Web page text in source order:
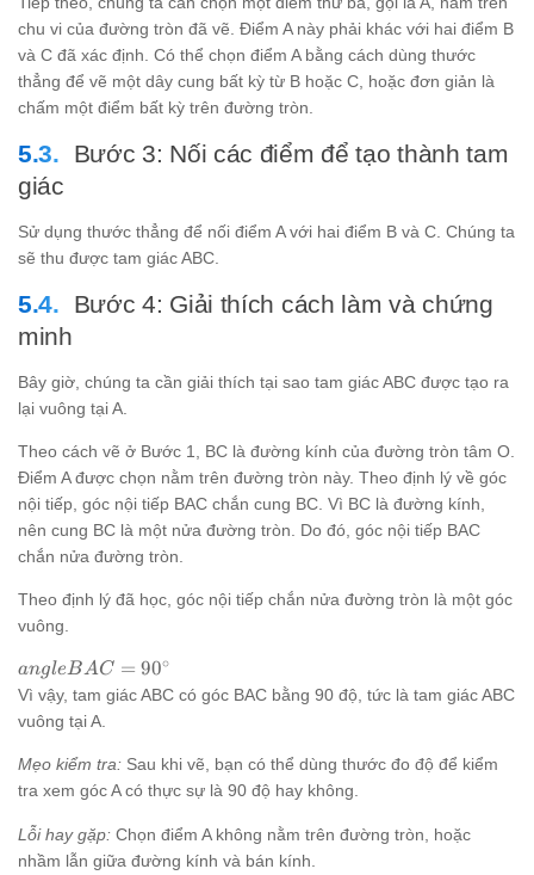
chu vi của đường tròn đã vẽ. Điểm A này phải khác với hai điểm B
và C đã xác định. Có thể chọn điểm A bằng cách dùng thước
thẳng để vẽ một dây cung bất kỳ từ B hoặc C, hoặc đơn giản là
chấm một điểm bất kỳ trên đường tròn.
Bước 3: Nối các điểm để tạo thành tam
giác
Sử dụng thước thẳng để nối điểm A với hai điểm B và C. Chúng ta
sẽ thu được tam giác ABC.
Bước 4: Giải thích cách làm và chứng
minh
Bây giờ, chúng ta cần giải thích tại sao tam giác ABC được tạo ra
lại vuông tại A.
Theo cách vẽ ở Bước 1, BC là đường kính của đường tròn tâm O.
Điểm A được chọn nằm trên đường tròn này. Theo định lý về góc
nội tiếp, góc nội tiếp BAC chắn cung BC. Vì BC là đường kính,
nên cung BC là một nửa đường tròn. Do đó, góc nội tiếp BAC
chắn nửa đường tròn.
Theo định lý đã học, góc nội tiếp chắn nửa đường tròn là một góc
vuông.
angle
BAC =
90^\circ
angleBAC = 90∘
Vì vậy, tam giác ABC có góc BAC bằng 90 độ, tức là tam giác ABC
vuông tại A.
Mẹo kiểm tra: Sau khi vẽ, bạn có thể dùng thước đo độ để kiểm
tra xem góc A có thực sự là 90 độ hay không.
Lỗi hay gặp: Chọn điểm A không nằm trên đường tròn, hoặc
nhầm lẫn giữa đường kính và bán kính.